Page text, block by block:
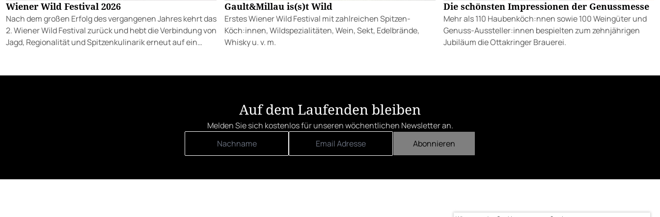
Wiener Wild Festival 2026
Nach dem großen Erfolg des vergangenen Jahres kehrt das
2. Wiener Wild Festival zurück und hebt die Verbindung von
Jagd, Regionalität und Spitzenkulinarik erneut auf ein
Gault&Millau is(s)t Wild
Erstes Wiener Wild Festival mit zahlreichen Spitzen-
Köch:innen, Wildspezialitäten, Wein, Sekt, Edelbrände,
Whisky u. v. m.
Die schönsten Impressionen der Genussmesse
Mehr als 110 Haubenköch:nnen sowie 100 Weingüter und
Genuss-Aussteller:innen bespielten zum zehnjährigen
Jubiläum die Ottakringer Brauerei.
Auf dem Laufenden bleiben
Melden Sie sich kostenlos für unseren wöchentlichen Newsletter an.
Abonnieren